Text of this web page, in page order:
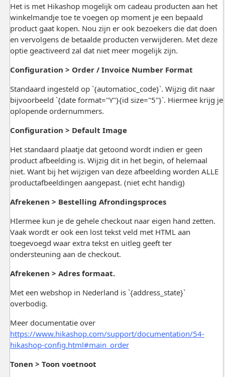
Het is met Hikashop mogelijk om cadeau producten aan het
winkelmandje toe te voegen op moment je een bepaald
product gaat kopen. Nou zijn er ook bezoekers die dat doen
en vervolgens de betaalde producten verwijderen. Met deze
optie geactiveerd zal dat niet meer mogelijk zijn.
Configuration > Order / Invoice Number Format
Standaard ingesteld op `{automatioc_code}`. Wijzig dit naar
bijvoorbeeld `{date format="Y"}{id size="5"}`. Hiermee krijg je
oplopende ordernummers.
Configuration > Default Image
Het standaard plaatje dat getoond wordt indien er geen
product afbeelding is. Wijzig dit in het begin, of helemaal
niet. Want bij het wijzigen van deze afbeelding worden ALLE
productafbeeldingen aangepast. (niet echt handig)
Afrekenen > Bestelling Afrondingsproces
HIermee kun je de gehele checkout naar eigen hand zetten.
Vaak wordt er ook een lost tekst veld met HTML aan
toegevoegd waar extra tekst en uitleg geeft ter
ondersteuning aan de checkout.
Afrekenen > Adres formaat.
Met een webshop in Nederland is `{address_state}`
overbodig.
Meer documentatie over
https://www.hikashop.com/support/documentation/54-
hikashop-config.html#main_order
Tonen > Toon voetnoot